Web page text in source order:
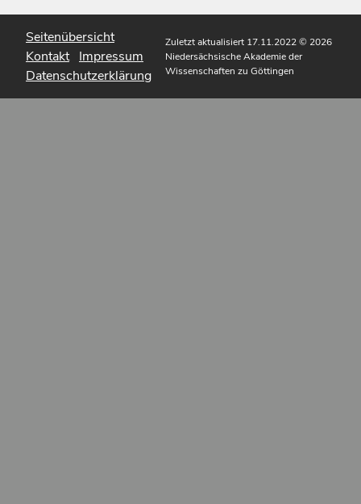
Seitenübersicht
Kontakt Impressum
Datenschutzerklärung
Zuletzt aktualisiert 17.11.2022© 2026
Niedersächsische Akademie der
Wissenschaften zu Göttingen